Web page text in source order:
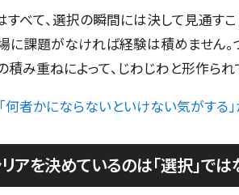
すべて、選択の瞬間には決して見通す
に課題がなければ経験は積めません。
積み重ねによって、じわじわと形作られ
「何者かにならないといけない気がする
アを決めているのは「選択」では